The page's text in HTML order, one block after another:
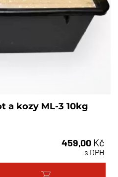
a kozy ML-3 10kg
459,00 Kč
s DPH